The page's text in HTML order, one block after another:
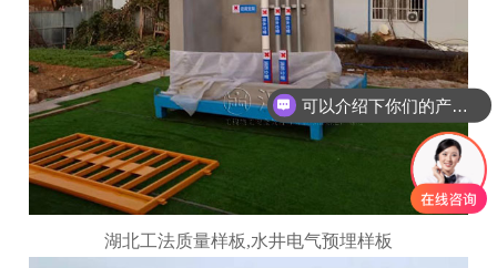
湖北工法质量样板,水井电气预埋样板
可以介绍下你们的产品么
你们是怎么收费的呢